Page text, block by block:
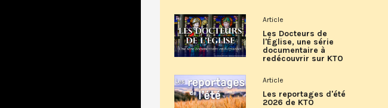
Article
Les Docteurs de
l'Église, une série
documentaire à
redécouvrir sur KTO
Article
Les reportages d'été
2026 de KTO